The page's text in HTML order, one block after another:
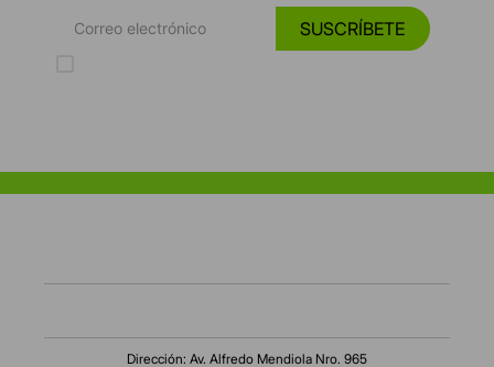
SUSCRÍBETE
Dirección: Av. Alfredo Mendiola Nro. 965